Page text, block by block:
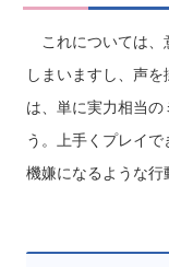
これについては、
しまいますし、声
は、単に実力相当の
う。上手くプレイ
機嫌になるような行